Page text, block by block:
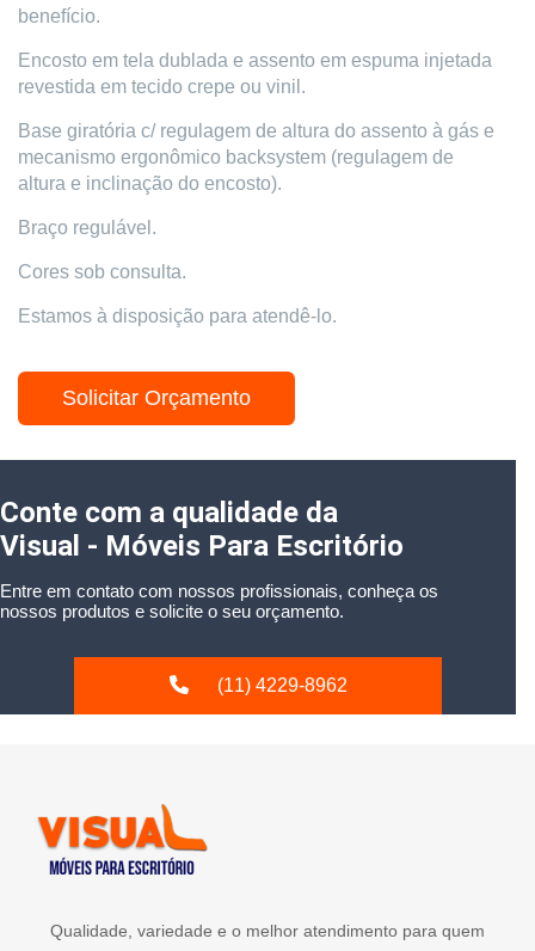
benefício.
Encosto em tela dublada e assento em espuma injetada
revestida em tecido crepe ou vinil.
Base giratória c/ regulagem de altura do assento à gás e
mecanismo ergonômico backsystem (regulagem de
altura e inclinação do encosto).
Braço regulável.
Cores sob consulta.
Estamos à disposição para atendê-lo.
Solicitar Orçamento
Conte com a qualidade da
Visual - Móveis Para Escritório
Entre em contato com nossos profissionais, conheça os
nossos produtos e solicite o seu orçamento.
(11) 4229-8962
Qualidade, variedade e o melhor atendimento para quem